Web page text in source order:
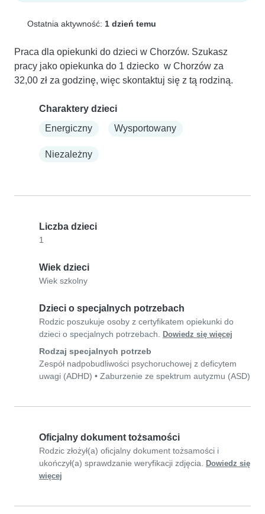
Ostatnia aktywność: 1 dzień temu
Praca dla opiekunki do dzieci w Chorzów. Szukasz
pracy jako opiekunka do 1 dziecko  w Chorzów za
32,00 zł za godzinę, więc skontaktuj się z tą rodziną.
Charaktery dzieci
Energiczny
Wysportowany
Niezależny
Liczba dzieci
1
Wiek dzieci
Wiek szkolny
Dzieci o specjalnych potrzebach
Rodzic poszukuje osoby z certyfikatem opiekunki do
dzieci o specjalnych potrzebach. Dowiedz się więcej
Rodzaj specjalnych potrzeb
Zespół nadpobudliwości psychoruchowej z deficytem
uwagi (ADHD) • Zaburzenie ze spektrum autyzmu (ASD)
Oficjalny dokument tożsamości
Rodzic złożył(a) oficjalny dokument tożsamości i
ukończył(a) sprawdzanie weryfikacji zdjęcia. Dowiedz się
więcej